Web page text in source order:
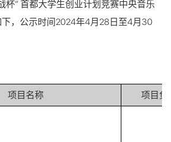
杯” 首都大学生创业计划竞赛中央音乐
，公示时间2024年4月28日至4月30
项目名称 项目负